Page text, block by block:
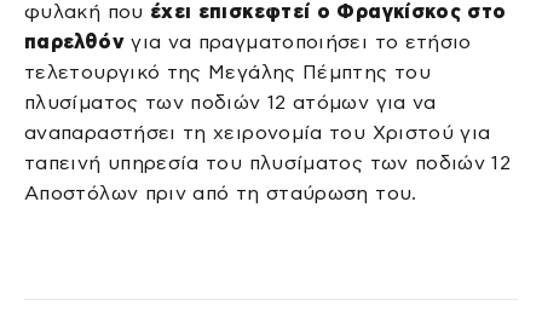
φυλακή που έχει επισκεφτεί ο Φραγκίσκος στο
παρελθόνγια να πραγματοποιήσει το ετήσιο
τελετουργικό της Μεγάλης Πέμπτης του
πλυσίματος των ποδιών 12 ατόμων για να
αναπαραστήσει τη χειρονομία του Χριστού για
ταπεινή υπηρεσία του πλυσίματος των ποδιών 12
Αποστόλων πριν από τη σταύρωση του.